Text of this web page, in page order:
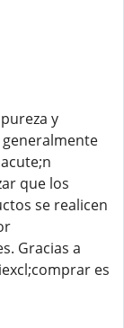
y
generalmente
que los
se realicen
Gracias a
es